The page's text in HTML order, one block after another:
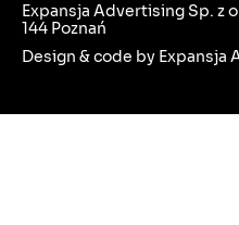
Expansja Advertising Sp. z
144 Poznań
Design & code by Expansja